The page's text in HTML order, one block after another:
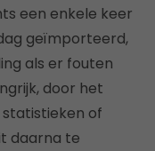
een enkele keer
geïmporteerd,
als er fouten
door het
of
daarna te